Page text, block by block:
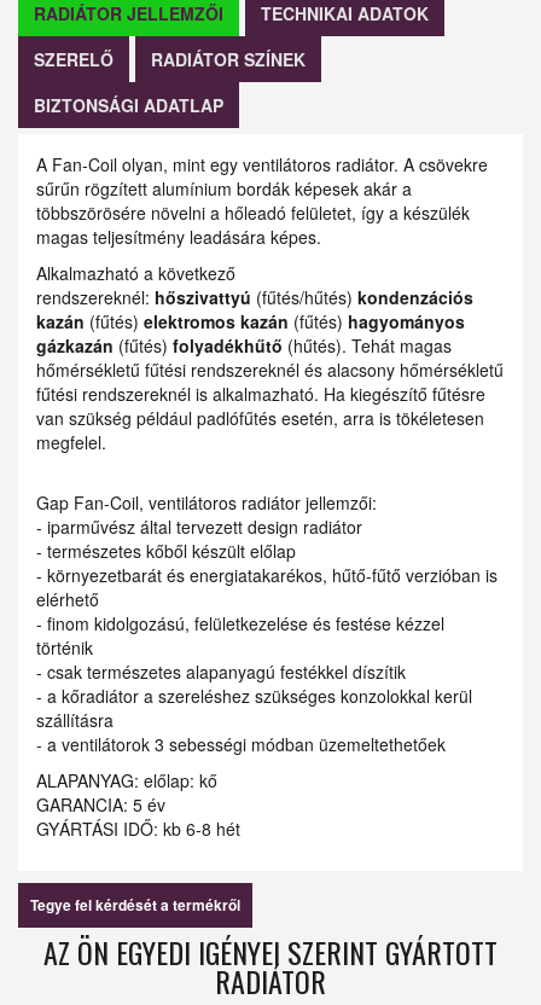
RADIÁTOR JELLEMZŐI
TECHNIKAI ADATOK
SZERELŐ
RADIÁTOR SZÍNEK
BIZTONSÁGI ADATLAP
A Fan-Coil olyan, mint egy ventilátoros radiátor. A csövekre
sűrűn rögzített alumínium bordák képesek akár a
többszörösére növelni a hőleadó felületet, így a készülék
magas teljesítmény leadására képes.
Alkalmazható a következő
rendszereknél: hőszivattyú (fűtés/hűtés) kondenzációs
kazán (fűtés) elektromos kazán (fűtés) hagyományos
gázkazán (fűtés) folyadékhűtő (hűtés). Tehát magas
hőmérsékletű fűtési rendszereknél és alacsony hőmérsékletű
fűtési rendszereknél is alkalmazható. Ha kiegészítő fűtésre
van szükség például padlófűtés esetén, arra is tökéletesen
megfelel.
Gap Fan-Coil, ventilátoros radiátor jellemzői:
- iparművész által tervezett design radiátor
- természetes kőből készült előlap
- környezetbarát és energiatakarékos, hűtő-fűtő verzióban is
elérhető
- finom kidolgozású, felületkezelése és festése kézzel
történik
- csak természetes alapanyagú festékkel díszítik
- a kőradiátor a szereléshez szükséges konzolokkal kerül
szállításra
- a ventilátorok 3 sebességi módban üzemeltethetőek
ALAPANYAG: előlap: kő
GARANCIA: 5 év
GYÁRTÁSI IDŐ: kb 6-8 hét
Tegye fel kérdését a termékről
AZ ÖN EGYEDI IGÉNYEI SZERINT GYÁRTOTT
RADIÁTOR